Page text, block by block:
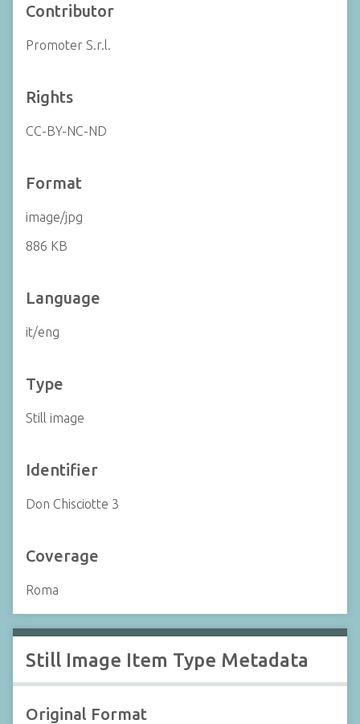
Contributor
Promoter S.r.l.
Rights
CC-BY-NC-ND
Format
image/jpg
886 KB
Language
it/eng
Type
Still image
Identifier
Don Chisciotte 3
Coverage
Roma
Still Image Item Type Metadata
Original Format